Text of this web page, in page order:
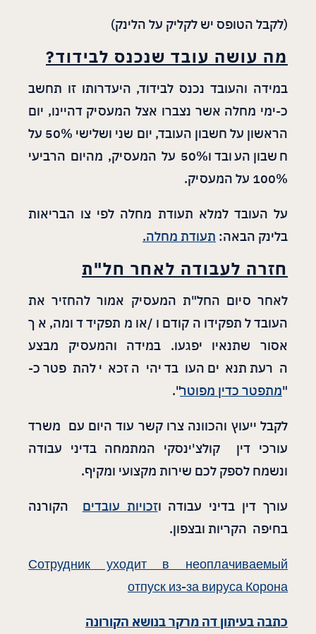
(לקבל הטופס יש לקליק על הלינק)
מה עושה עובד שנכנס לבידוד?
במידה והעובד נכנס לבידוד, היעדרותו זו תחשב
כ-ימי מחלה אשר נצברו אצל המעסיק דהיינו, יום
הראשון על חשבון העובד, יום שני ושלישי 50% על
חשבון העובד ו50% על המעסיק, מהיום הרביעי
100% על המעסיק.
על העובד למלא תעודת מחלה לפי צו הבריאות
בלינק הבאה: תעודת מחלה.
חזרה לעבודה לאחר חל"ת
לאחר סיום החל"ת המעסיק אמור להחזיר את
העובד לתפקידו הקודם ו/או מתפקיד דומה, אך
אסור שתנאיו יפגעו. במידה והמעסיק מבצע
הרעת תנאים העובד יהיה זכאי להתפטר כ-
"מתפטר כדין מפוטר".
לקבל ייעוץ והכוונה צרו קשר עוד היום עם משרד
עורכי דין קולצ'ינסקי המתמחה בדיני עבודה
ונשמח לספק לכם שירות מקצועי ומקיף.
עורך דין בדיני עבודה וזכויות עובדים הקורנה
בחיפה הקריות ובצפון.
Сотрудник уходит в неоплачиваемый
отпуск из-за вируса Корона
כתבה בעיתון דה מרקר בנושא הקורונה